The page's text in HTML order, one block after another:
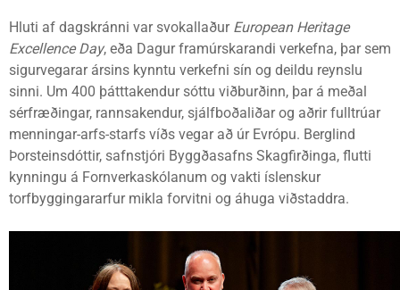
Hluti af dagskránni var svokallaður European Heritage
Excellence Day, eða Dagur framúrskarandi verkefna, þar sem
sigurvegarar ársins kynntu verkefni sín og deildu reynslu
sinni. Um 400 þátttakendur sóttu viðburðinn, þar á meðal
sérfræðingar, rannsakendur, sjálfboðaliðar og aðrir fulltrúar
menningar-arfs-starfs víðs vegar að úr Evrópu. Berglind
Þorsteinsdóttir, safnstjóri Byggðasafns Skagfirðinga, flutti
kynningu á Fornverkaskólanum og vakti íslenskur
torfbyggingararfur mikla forvitni og áhuga viðstaddra.